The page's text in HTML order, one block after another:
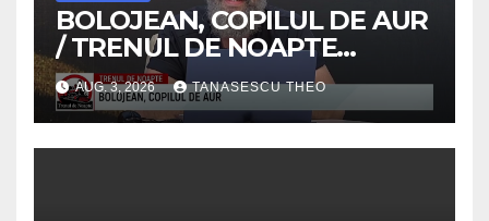
BOLOJEAN, COPILUL DE AUR
/ TRENUL DE NOAPTE
/VIDEO
AUG. 3, 2026 TANASESCU THEO